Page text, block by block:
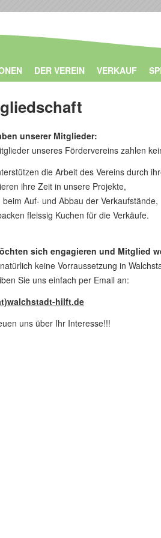
DER VEREIN VERKAUF
unserer Mitglieder:
unseres Fördervereins zahlen
die Arbeit des Vereins durch
ihre Zeit in unsere Projekte,
beim Auf- und Abbau der Verkaufstände,
fleissig Kuchen für die Verkäufe.
sich engagieren und Mitglied
keine Vorraussetzung in
Sie uns einfach per Email an:
hilft.de
uns über Ihr Interesse!!!